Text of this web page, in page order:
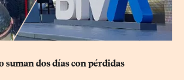
suman dos días con pérdidas